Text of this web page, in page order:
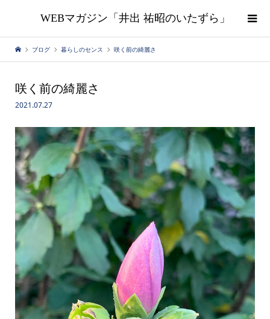
WEBマガジン「井出 祐昭のいたずら」
ブログ 暮らしのセンス 咲く前の綺麗さ
咲く前の綺麗さ
2021.07.27